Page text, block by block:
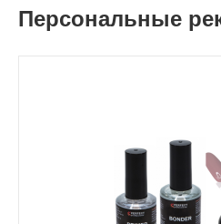
Персональные